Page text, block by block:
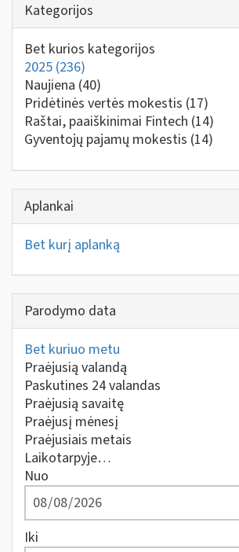
Kategorijos
Bet kurios kategorijos
2025 (236)
Naujiena (40)
Pridėtinės vertės mokestis (17)
Raštai, paaiškinimai Fintech (14)
Gyventojų pajamų mokestis (14)
Aplankai
Bet kurį aplanką
Parodymo data
Bet kuriuo metu
Praėjusią valandą
Paskutines 24 valandas
Praėjusią savaitę
Praėjusį mėnesį
Praėjusiais metais
Laikotarpyje…
Nuo
Iki